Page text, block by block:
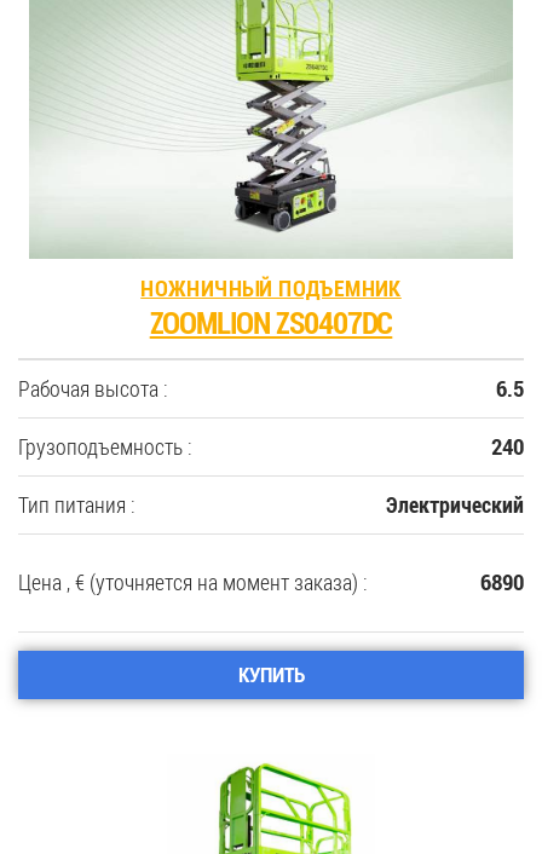
Сферы применения
Запчасти
Услуги
НОЖНИЧНЫЙ ПОДЪЕМНИК
ZOOMLION ZS0407DC
Рабочая высота : 6.5
Грузоподъемность : 240
Тип питания : Электрический
Цена , € (уточняется на момент заказа) : 6890
КУПИТЬ